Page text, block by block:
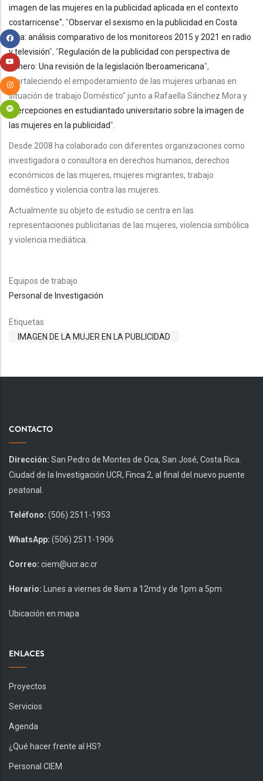
imagen de las mujeres en la publicidad aplicada en el contexto
costarricense", "Observar el sexismo en la publicidad en Costa
Rica: análisis comparativo de los monitoreos 2015 y 2021 en radio
y televisión", "Regulación de la publicidad con perspectiva de
género: Una revisión de la legislación Iberoamericana",
"Fortaleciendo el empoderamiento de las mujeres urbanas en
situación de trabajo Doméstico" junto a Rafaella Sánchez Mora y
"Percepciones en estudiantado universitario sobre la imagen de
las mujeres en la publicidad".
Desde 2008 ha colaborado con diferentes organizaciones como
investigadora o consultora en derechos humanos, derechos
económicos de las mujeres, mujeres migrantes, trabajo
doméstico y violencia contra las mujeres.
Actualmente su objeto de estudio se centra en las
representaciones publicitarias de las mujeres, violencia simbólica
y violencia mediática.
Equipos de trabajo
Personal de Investigación
Etiquetas
IMAGEN DE LA MUJER EN LA PUBLICIDAD
CONTACTO
Dirección: San Pedro de Montes de Oca, San José, Costa Rica.
Ciudad de la Investigación UCR, Finca 2, al final del nuevo puente
peatonal.
Teléfono: (506) 2511-1953
WhatsApp: (506) 2511-1906
Correo: ciem@ucr.ac.cr
Horario: Lunes a viernes de 8am a 12md y de 1pm a 5pm
Ubicación en mapa
ENLACES
Proyectos
Servicios
Agenda
¿Qué hacer frente al HS?
Personal CIEM